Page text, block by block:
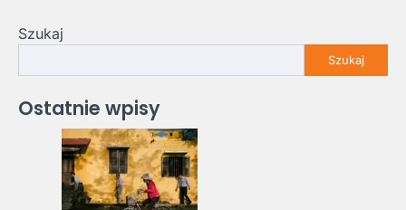
Szukaj
Szukaj
Ostatnie wpisy